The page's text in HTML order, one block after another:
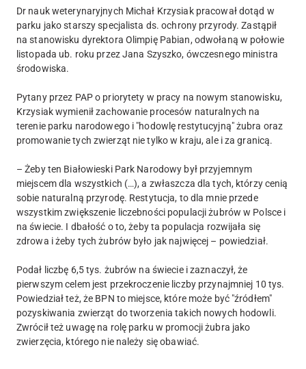
Dr nauk weterynaryjnych Michał Krzysiak pracował dotąd w
parku jako starszy specjalista ds. ochrony przyrody. Zastąpił
na stanowisku dyrektora Olimpię Pabian, odwołaną w połowie
listopada ub. roku przez Jana Szyszko, ówczesnego ministra
środowiska.
Pytany przez PAP o priorytety w pracy na nowym stanowisku,
Krzysiak wymienił zachowanie procesów naturalnych na
terenie parku narodowego i "hodowlę restytucyjną" żubra oraz
promowanie tych zwierząt nie tylko w kraju, ale i za granicą.
– Żeby ten Białowieski Park Narodowy był przyjemnym
miejscem dla wszystkich (…), a zwłaszcza dla tych, którzy cenią
sobie naturalną przyrodę. Restytucja, to dla mnie przede
wszystkim zwiększenie liczebności populacji żubrów w Polsce i
na świecie. I dbałość o to, żeby ta populacja rozwijała się
zdrowa i żeby tych żubrów było jak najwięcej – powiedział.
Podał liczbę 6,5 tys. żubrów na świecie i zaznaczył, że
pierwszym celem jest przekroczenie liczby przynajmniej 10 tys.
Powiedział też, że BPN to miejsce, które może być "źródłem"
pozyskiwania zwierząt do tworzenia takich nowych hodowli.
Zwrócił też uwagę na rolę parku w promocji żubra jako
zwierzęcia, którego nie należy się obawiać.